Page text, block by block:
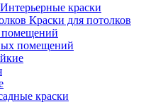
Интерьерные краски
Краски для потолков
помещений
помещений
краски